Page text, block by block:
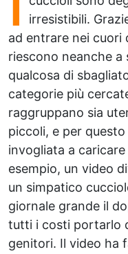
I
irresistibili.
ad entrare nei cuori
riescono neanche a
qualcosa di
categorie più
raggruppano sia
piccoli, e per
invogliata a
esempio, un video
un simpatico
giornale grande il
tutti i costi portarlo
genitori. Il video ha